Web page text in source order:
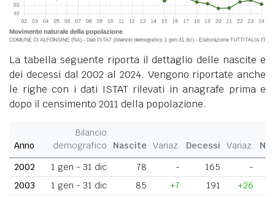
La tabella seguente riporta il dettaglio delle nascite e
dei decessi dal 2002 al 2024. Vengono riportate anche
le righe con i dati ISTAT rilevati in anagrafe prima e
dopo il censimento 2011 della popolazione.
Anno
Bilancio
demografico
Nascite Variaz. Decessi Variaz.
2002
1 gen - 31 dic 78 - 165
-
2003
1 gen - 31 dic 85 +7 191
+26